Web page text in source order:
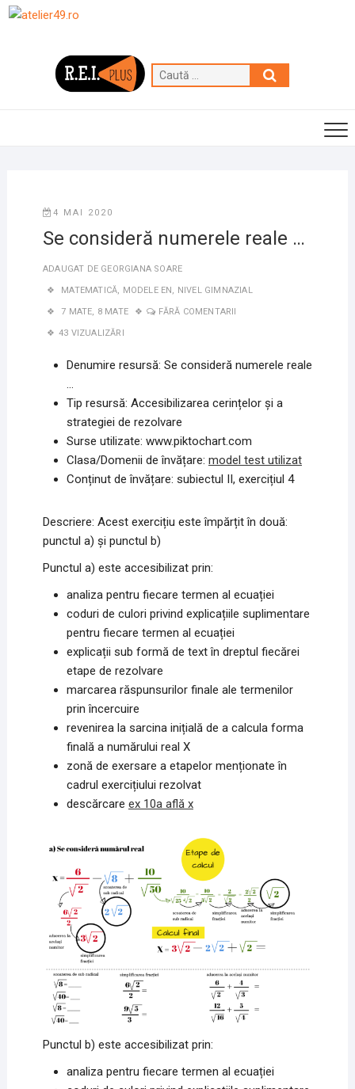
Skip
Caută
…
4 MAI 2020
Se consideră numerele reale …
ADAUGAT DE GEORGIANA SOARE
MATEMATICĂ, MODELE EN, NIVEL GIMNAZIAL
7 MATE, 8 MATE FĂRĂ COMENTARII
43 VIZUALIZĂRI
Denumire resursă: Se consideră numerele reale
…
Tip resursă: Accesibilizarea cerințelor și a
strategiei de rezolvare
Surse utilizate: www.piktochart.com
Clasa/Domenii de învățare: model test utilizat
Conținut de învățare: subiectul II, exercițiul 4
Descriere: Acest exercițiu este împărțit în două:
punctul a) și punctul b)
Punctul a) este accesibilizat prin:
analiza pentru fiecare termen al ecuației
coduri de culori privind explicațiile suplimentare
pentru fiecare termen al ecuației
explicații sub formă de text în dreptul fiecărei
etape de rezolvare
marcarea răspunsurilor finale ale termenilor
prin încercuire
revenirea la sarcina inițială de a calcula forma
finală a numărului real X
zonă de exersare a etapelor menționate în
cadrul exercițiului rezolvat
descărcare ex 10a află x
Punctul b) este accesibilizat prin:
analiza pentru fiecare termen al ecuației